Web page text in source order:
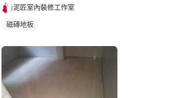
泥匠室內裝修工作室
磁磚地板